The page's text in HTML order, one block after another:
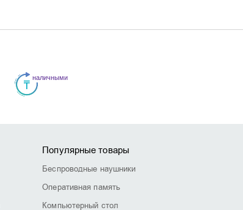
Популярные товары
Беспроводные наушники
Оперативная память
Компьютерный стол